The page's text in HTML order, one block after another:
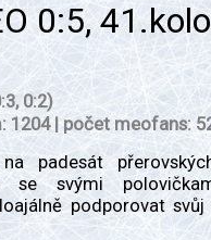
0:5, 41.kolo
0:2)
1204 | počet meofans:
padesát
se svými
podporovat